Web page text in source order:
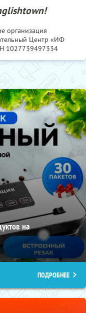
организация
Центр «ИФ
1027739497334
на
ПОДРОБНЕЕ